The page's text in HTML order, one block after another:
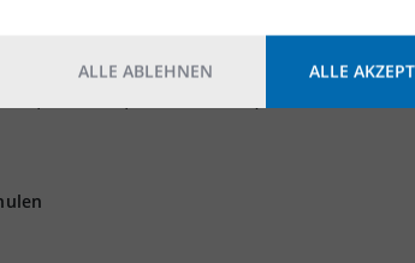
Grundstücke und Bestandsflächen können
und Light Industrial als Nutzung
Konzerte, Filmdrehs etc.)
ALLE ABLEHNEN ALLE